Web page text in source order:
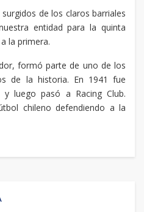
de los claros barriales
entidad para la quinta
la primera.
formó parte de uno de los
de la historia. En 1941 fue
luego pasó a Racing Club.
chileno defendiendo a la